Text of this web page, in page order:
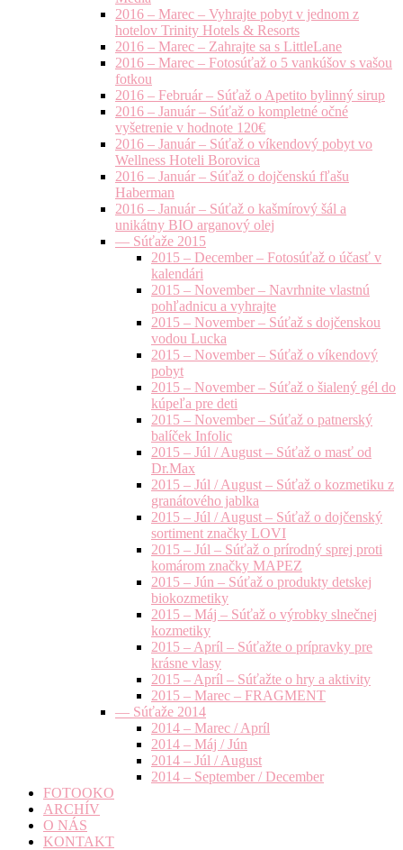
2016 – Marec – Vyhrajte pobyt v jednom z
hotelov Trinity Hotels & Resorts
2016 – Marec – Zahrajte sa s LittleLane
2016 – Marec – Fotosúťaž o 5 vankúšov s vašou
fotkou
2016 – Február – Súťaž o Apetito bylinný sirup
2016 – Január – Súťaž o kompletné očné
vyšetrenie v hodnote 120€
2016 – Január – Súťaž o víkendový pobyt vo
Wellness Hoteli Borovica
2016 – Január – Súťaž o dojčenskú fľašu
Haberman
2016 – Január – Súťaž o kašmírový šál a
unikátny BIO arganový olej
— Súťaže 2015
2015 – December – Fotosúťaž o účasť v
kalendári
2015 – November – Navrhnite vlastnú
pohľadnicu a vyhrajte
2015 – November – Súťaž s dojčenskou
vodou Lucka
2015 – November – Súťaž o víkendový
pobyt
2015 – November – Súťaž o šialený gél do
kúpeľa pre deti
2015 – November – Súťaž o patnerský
balíček Infolic
2015 – Júl / August – Súťaž o masť od
Dr.Max
2015 – Júl / August – Súťaž o kozmetiku z
granátového jablka
2015 – Júl / August – Súťaž o dojčenský
sortiment značky LOVI
2015 – Júl – Súťaž o prírodný sprej proti
komárom značky MAPEZ
2015 – Jún – Súťaž o produkty detskej
biokozmetiky
2015 – Máj – Súťaž o výrobky slnečnej
kozmetiky
2015 – Apríl – Súťažte o prípravky pre
krásne vlasy
2015 – Apríl – Súťažte o hry a aktivity
2015 – Marec – FRAGMENT
— Súťaže 2014
2014 – Marec / Apríl
2014 – Máj / Jún
2014 – Júl / August
2014 – September / December
FOTOOKO
ARCHÍV
O NÁS
KONTAKT